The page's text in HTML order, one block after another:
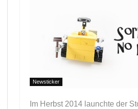
Newsticker
Im Herbst 2014 launchte der